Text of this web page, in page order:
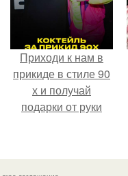
Приходи к нам в
прикиде в стиле 90
х и получай
подарки от руки